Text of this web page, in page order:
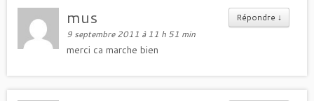
Répondre ↓
mus
9 septembre 2011 à 11 h 51 min
merci ca marche bien